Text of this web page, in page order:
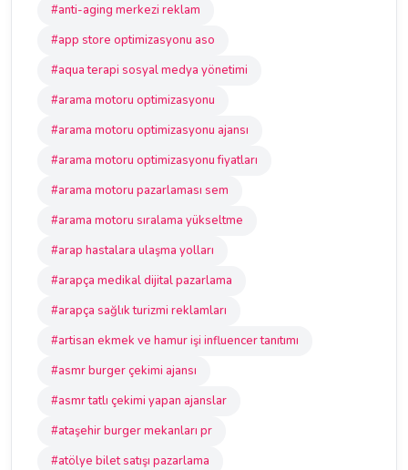
#anti-aging merkezi reklam
#app store optimizasyonu aso
#aqua terapi sosyal medya yönetimi
#arama motoru optimizasyonu
#arama motoru optimizasyonu ajansı
#arama motoru optimizasyonu fiyatları
#arama motoru pazarlaması sem
#arama motoru sıralama yükseltme
#arap hastalara ulaşma yolları
#arapça medikal dijital pazarlama
#arapça sağlık turizmi reklamları
#artisan ekmek ve hamur işi influencer tanıtımı
#asmr burger çekimi ajansı
#asmr tatlı çekimi yapan ajanslar
#ataşehir burger mekanları pr
#atölye bilet satışı pazarlama